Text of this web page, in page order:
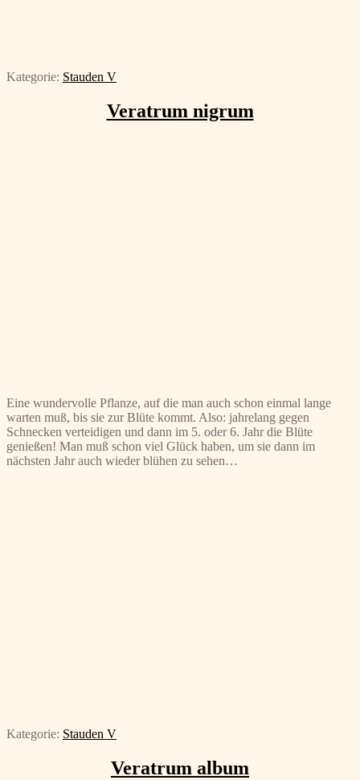
Kategorie: Stauden V
Veratrum nigrum
Eine wundervolle Pflanze, auf die man auch schon einmal lange
warten muß, bis sie zur Blüte kommt. Also: jahrelang gegen
Schnecken verteidigen und dann im 5. oder 6. Jahr die Blüte
genießen! Man muß schon viel Glück haben, um sie dann im
nächsten Jahr auch wieder blühen zu sehen…
Kategorie: Stauden V
Veratrum album